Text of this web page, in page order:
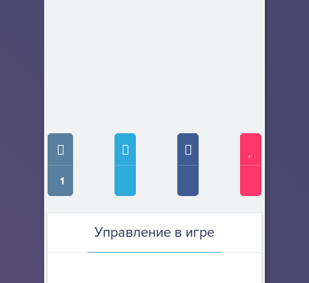
1
Управление в игре